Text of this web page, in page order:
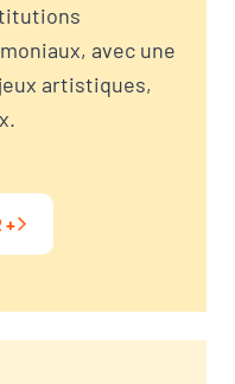
avec une
artistiques,
+